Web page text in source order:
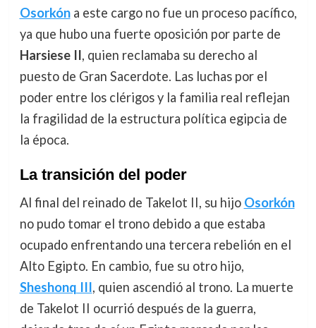
Osorkóna este cargo no fue un proceso pacífico,
ya que hubo una fuerte oposición por parte de
Harsiese II, quien reclamaba su derecho al
puesto de Gran Sacerdote. Las luchas por el
poder entre los clérigos y la familia real reflejan
la fragilidad de la estructura política egipcia de
la época.
La transición del poder
Al final del reinado de Takelot II, su hijo Osorkón
no pudo tomar el trono debido a que estaba
ocupado enfrentando una tercera rebelión en el
Alto Egipto. En cambio, fue su otro hijo,
Sheshonq III, quien ascendió al trono. La muerte
de Takelot II ocurrió después de la guerra,